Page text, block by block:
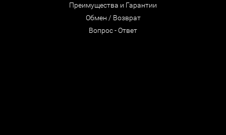
Преимущества и Гарантии
Обмен / Возврат
Вопрос - Ответ